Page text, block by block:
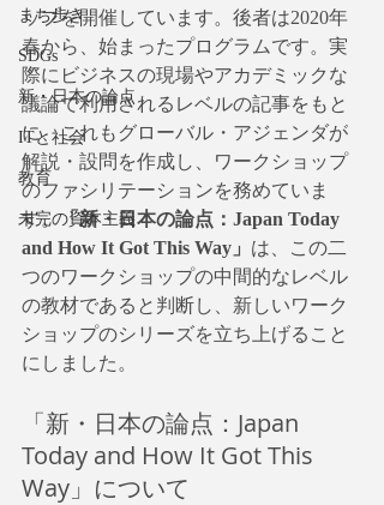
まち歩き
SDGs
新・日本の論点
ITと社会
教育
未完の資本主義
ップを開催しています。後者は2020年
春から、始まったプログラムです。実
際にビジネスの現場やアカデミックな
議論で利用されるレベルの記事をもと
に、これもグローバル・アジェンダが
解説・設問を作成し、ワークショップ
のファシリテーションを務めていま
す。「新・日本の論点：Japan Today
and How It Got This Way」 は、この二
つのワークショップの中間的なレベル
の教材であると判断し、新しいワーク
ショップのシリーズを立ち上げること
にしました。
「新・日本の論点：Japan
Today and How It Got This
Way」について